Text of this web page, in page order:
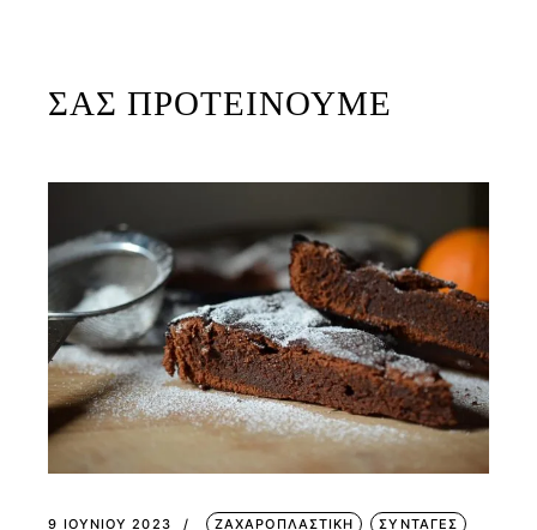
ΣΑΣ ΠΡΟΤΕΙΝΟΥΜΕ
9 ΙΟΥΝΊΟΥ 2023 ΖΑΧΑΡΟΠΛΑΣΤΙΚΗ ΣΥΝΤΑΓΕΣ